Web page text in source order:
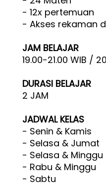
- 12x pertemuan
- Akses rekaman
JAM BELAJAR
19.00-21.00 WIB /
DURASI BELAJAR
2 JAM
JADWAL KELAS
- Senin & Kamis
- Selasa & Jumat
- Selasa & Minggu
- Rabu & Minggu
- Sabtu